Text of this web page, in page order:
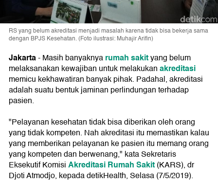
RS yang belum akreditasi menjadi masalah karena tidak bisa bekerja sama
dengan BPJS Kesehatan. (Foto ilustrasi: Muhajir Arifin)
Jakarta- Masih banyaknyarumah sakityang belum
melaksanakan kewajiban untuk melakukanakreditasi
memicu kekhawatiran banyak pihak. Padahal, akreditasi
adalah suatu bentuk jaminan perlindungan terhadap
pasien.
"Pelayanan kesehatan tidak bisa diberikan oleh orang
yang tidak kompeten. Nah akreditasi itu memastikan kalau
yang memberikan pelayanan ke pasien itu memang orang
yang kompeten dan berwenang," kata Sekretaris
Eksekutif KomisiAkreditasi Rumah Sakit(KARS), dr
Djoti Atmodjo, kepada detikHealth, Selasa (7/5/2019).